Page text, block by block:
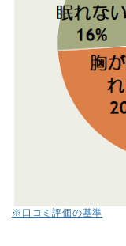
※口コミ評価の基準